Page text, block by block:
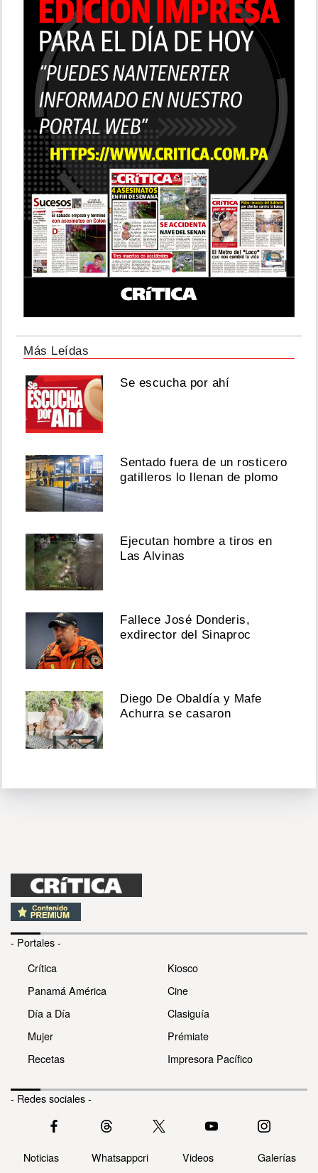
Más Leídas
Se escucha por ahí
Sentado fuera de un rosticero
gatilleros lo llenan de plomo
Ejecutan hombre a tiros en
Las Alvinas
Fallece José Donderis,
exdirector del Sinaproc
Diego De Obaldía y Mafe
Achurra se casaron
- Portales -
Crítica
Panamá América
Día a Día
Mujer
Recetas
Kiosco
Cine
Clasiguía
Prémiate
Impresora Pacífico
- Redes sociales -
Noticias Whatsappcri Videos Galerías